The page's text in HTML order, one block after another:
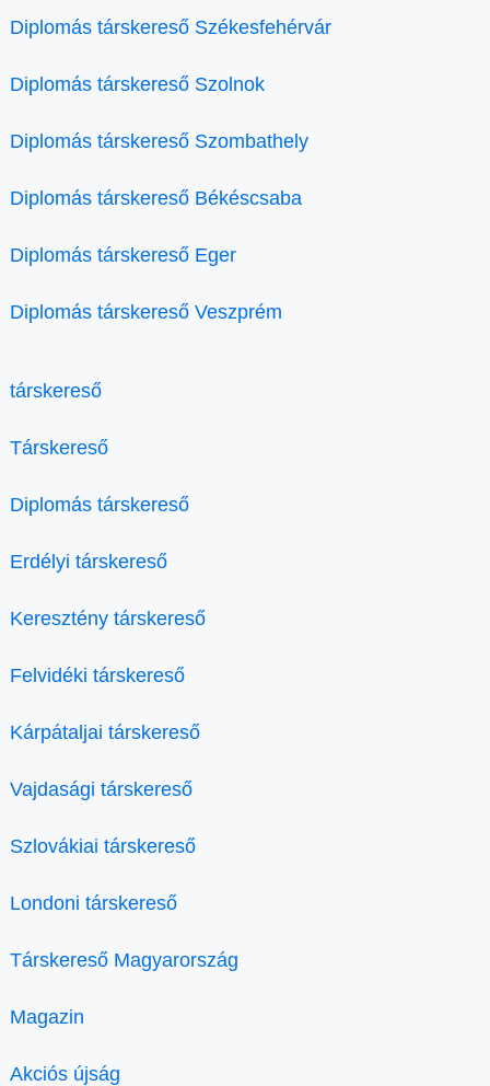
Diplomás társkereső Székesfehérvár
Diplomás társkereső Szolnok
Diplomás társkereső Szombathely
Diplomás társkereső Békéscsaba
Diplomás társkereső Eger
Diplomás társkereső Veszprém
társkereső
Társkereső
Diplomás társkereső
Erdélyi társkereső
Keresztény társkereső
Felvidéki társkereső
Kárpátaljai társkereső
Vajdasági társkereső
Szlovákiai társkereső
Londoni társkereső
Társkereső Magyarország
Magazin
Akciós újság